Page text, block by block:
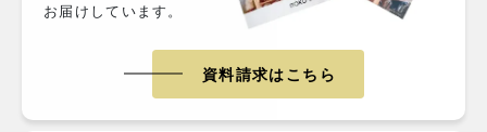
お届けしています。
資料請求はこちら